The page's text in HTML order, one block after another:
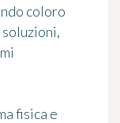
coloro
fisica e